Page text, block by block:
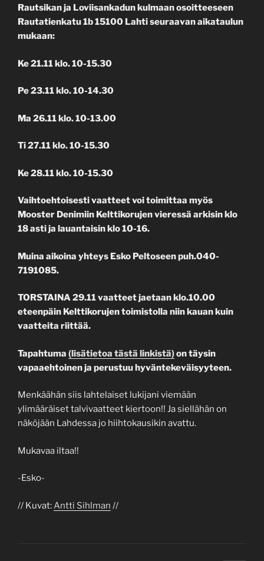
Rautsikan ja Loviisankadun kulmaan osoitteeseen
Rautatienkatu 1b 15100 Lahti seuraavan aikataulun
mukaan:
Ke 21.11 klo. 10-15.30
Pe 23.11 klo. 10-14.30
Ma 26.11 klo. 10-13.00
Ti 27.11 klo. 10-15.30
Ke 28.11 klo. 10-15.30
Vaihtoehtoisesti vaatteet voi toimittaa myös
Mooster Denimiin Kelttikorujen vieressä arkisin klo
18 asti ja lauantaisin klo 10-16.
Muina aikoina yhteys Esko Peltoseen puh.040-
7191085.
TORSTAINA 29.11 vaatteet jaetaan klo.10.00
eteenpäin Kelttikorujen toimistolla niin kauan kuin
vaatteita riittää.
Tapahtuma (lisätietoa tästä linkistä)on täysin
vapaaehtoinen ja perustuu hyväntekeväisyyteen.
Menkäähän siis lahtelaiset lukijani viemään
ylimääräiset talvivaatteet kiertoon!! Ja siellähän on
näköjään Lahdessa jo hiihtokausikin avattu.
Mukavaa iltaa!!
-Esko-
// Kuvat: Antti Sihlman //